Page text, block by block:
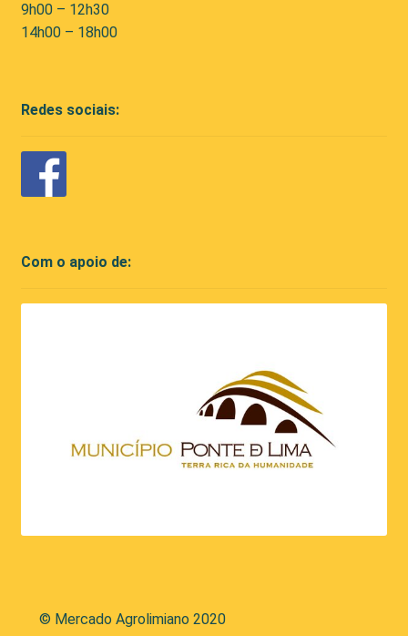
9h00 – 12h30
14h00 – 18h00
Redes sociais:
Com o apoio de:
© Mercado Agrolimiano 2020